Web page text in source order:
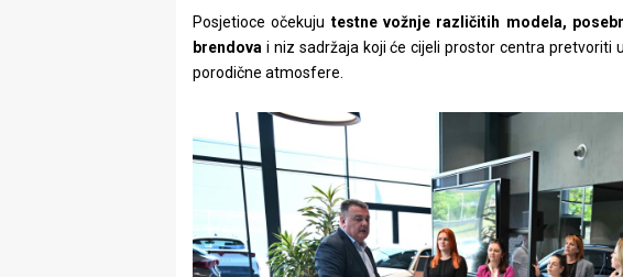
Posjetioce očekuju testne vožnje različitih modela,
brendova i niz sadržaja koji će cijeli prostor centra pretvoriti
porodične atmosfere.